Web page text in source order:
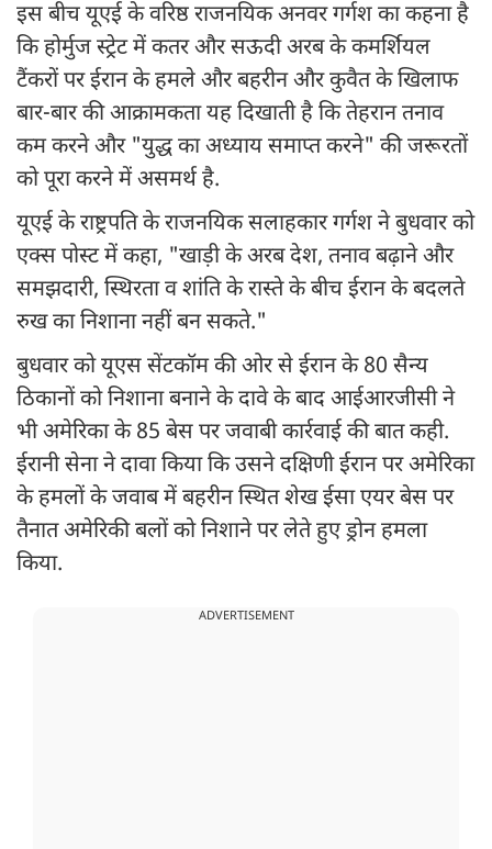
इस बीच यूएई के वरिष्ठ राजनयिक अनवर गर्गश का कहना है
कि होर्मुज स्ट्रेट में कतर और सऊदी अरब के कमर्शियल
टैंकरों पर ईरान के हमले और बहरीन और कुवैत के खिलाफ
बार-बार की आक्रामकता यह दिखाती है कि तेहरान तनाव
कम करने और "युद्ध का अध्याय समाप्त करने" की जरूरतों
को पूरा करने में असमर्थ है.
यूएई के राष्ट्रपति के राजनयिक सलाहकार गर्गश ने बुधवार को
एक्स पोस्ट में कहा, "खाड़ी के अरब देश, तनाव बढ़ाने और
समझदारी, स्थिरता व शांति के रास्ते के बीच ईरान के बदलते
रुख का निशाना नहीं बन सकते."
बुधवार को यूएस सेंटकॉम की ओर से ईरान के 80 सैन्य
ठिकानों को निशाना बनाने के दावे के बाद आईआरजीसी ने
भी अमेरिका के 85 बेस पर जवाबी कार्रवाई की बात कही.
ईरानी सेना ने दावा किया कि उसने दक्षिणी ईरान पर अमेरिका
के हमलों के जवाब में बहरीन स्थित शेख ईसा एयर बेस पर
तैनात अमेरिकी बलों को निशाने पर लेते हुए ड्रोन हमला
किया.
ADVERTISEMENT